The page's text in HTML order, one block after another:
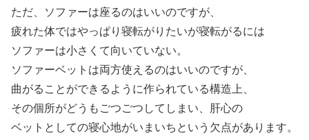
ただ、ソファーは座るのはいいのですが、
疲れた体ではやっぱり寝転がりたいが寝転がるには
ソファーは小さくて向いていない。
ソファーベットは両方使えるのはいいのですが、
曲がることができるように作られている構造上、
その個所がどうもごつごつしてしまい、肝心の
ベットとしての寝心地がいまいちという欠点があります。